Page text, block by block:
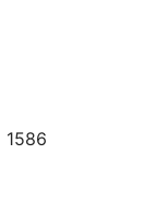
1586